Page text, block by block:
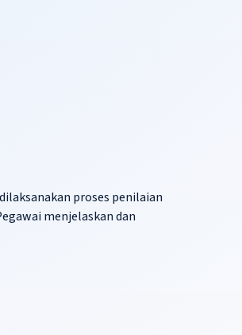
proses penilaian
menjelaskan dan